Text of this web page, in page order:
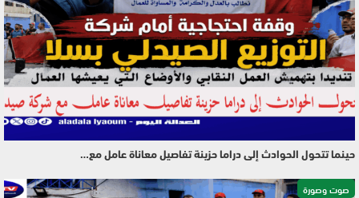
حينما تتحول الحوادث إلى دراما حزينة تفاصيل معاناة عامل مع…
صوت وصورة